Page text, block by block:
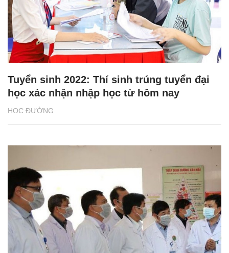
HỌC ĐƯỜNG
Tuyển sinh 2022: Thí sinh trúng tuyển đại
học xác nhận nhập học từ hôm nay